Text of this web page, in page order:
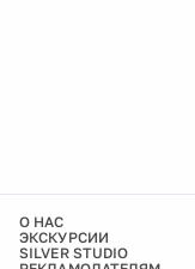
О НАС
ЭКСКУРСИИ
SILVER STUDIO